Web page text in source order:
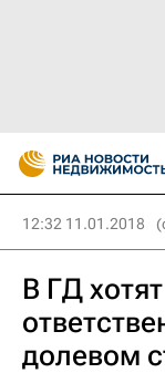
12:32 11.01.2018
В ГД
долевом